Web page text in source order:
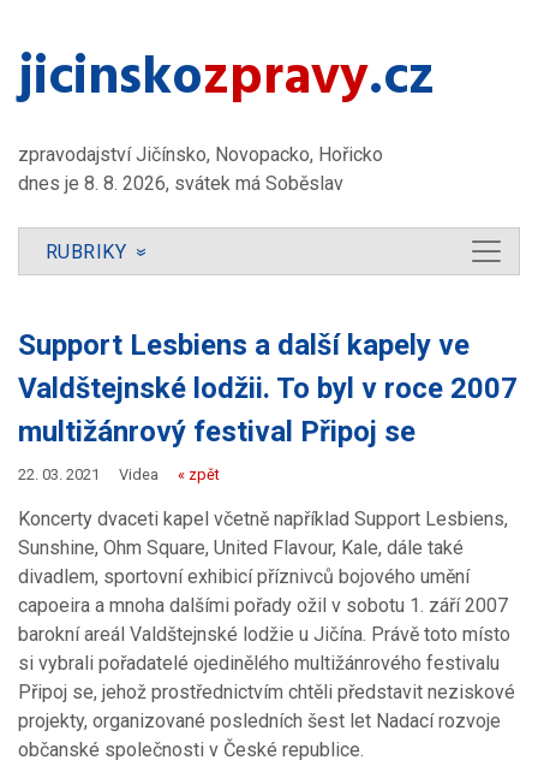
jicinsko​zpravy.cz
zpravodajství Jičínsko, Novopacko, Hořicko
dnes je 8. 8. 2026, svátek má Soběslav
RUBRIKY »
Support Lesbiens a další kapely ve
Valdštejnské lodžii. To byl v roce 2007
multižánrový festival Připoj se
22. 03. 2021 Videa « zpět
Koncerty dvaceti kapel včetně například Support Lesbiens,
Sunshine, Ohm Square, United Flavour, Kale, dále také
divadlem, sportovní exhibicí příznivců bojového umění
capoeira a mnoha dalšími pořady ožil v sobotu 1. září 2007
barokní areál Valdštejnské lodžie u Jičína. Právě toto místo
si vybrali pořadatelé ojedinělého multižánrového festivalu
Připoj se, jehož prostřednictvím chtěli představit neziskové
projekty, organizované posledních šest let Nadací rozvoje
občanské společnosti v České republice.